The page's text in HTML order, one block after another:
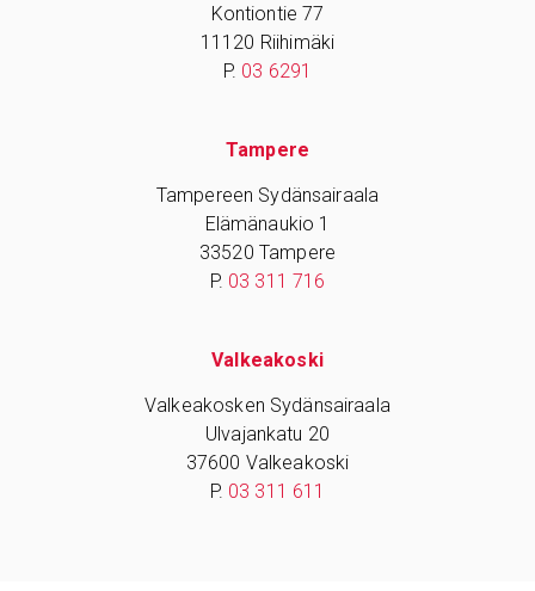
Kontiontie 77
11120 Riihimäki
P. 03 6291
Tampere
Tampereen Sydänsairaala
Elämänaukio 1
33520 Tampere
P. 03 311 716
Valkeakoski
Valkeakosken Sydänsairaala
Ulvajankatu 20
37600 Valkeakoski
P. 03 311 611